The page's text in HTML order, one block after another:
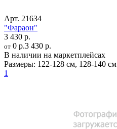
Арт. 21634
"Фараон"
3 430 р.
от 0 р.3 430 р.
В наличии на маркетплейсах
Размеры: 122-128 см, 128-140 см
1